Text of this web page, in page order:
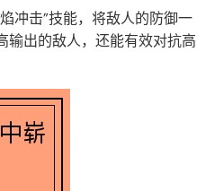
冲击”技能，将敌人的防御一
输出的敌人，还能有效对抗高